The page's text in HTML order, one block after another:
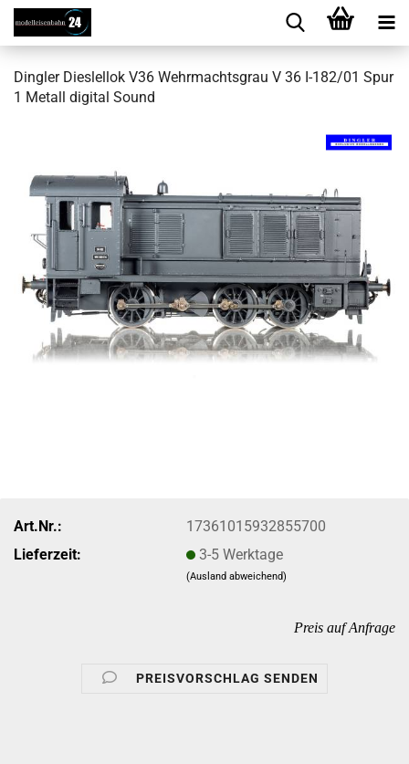
Ding­ler Dies­lel­lok V36 Wehr­machts­grau V 36 I-182/01 Spur
1 Me­tall di­gi­tal Sound
Art.Nr.:
17361015932855700
Lieferzeit:
3-5 Werktage
(Ausland abweichend)
Preis auf Anfrage
PREISVORSCHLAG SENDEN